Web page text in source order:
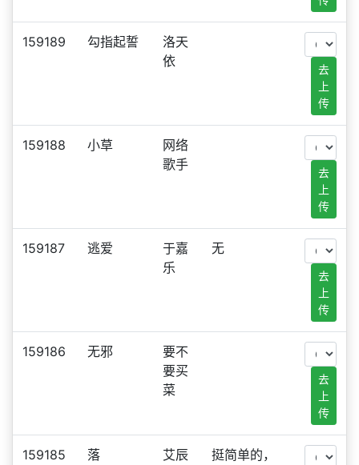
159189 勾指起誓
洛天
依
去
上
传
159188 小草
网络
歌手
去
上
传
159187 逃爱
于嘉
乐
无
去
上
传
159186 无邪
要不
要买
菜
去
上
传
159185 落 艾辰
挺简单的，